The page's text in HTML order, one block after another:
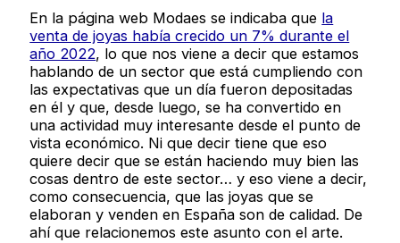
En la página web Modaes se indicaba que la
venta de joyas había crecido un 7% durante el
año 2022, lo que nos viene a decir que estamos
hablando de un sector que está cumpliendo con
las expectativas que un día fueron depositadas
en él y que, desde luego, se ha convertido en
una actividad muy interesante desde el punto de
vista económico. Ni que decir tiene que eso
quiere decir que se están haciendo muy bien las
cosas dentro de este sector… y eso viene a decir,
como consecuencia, que las joyas que se
elaboran y venden en España son de calidad. De
ahí que relacionemos este asunto con el arte.